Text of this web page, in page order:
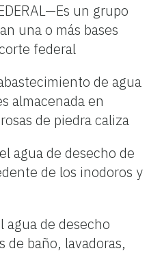
un grupo
una o más bases
federal
de agua
almacenada en
de piedra caliza
agua de desecho de
de los inodoros y
agua de desecho
de baño, lavadoras,